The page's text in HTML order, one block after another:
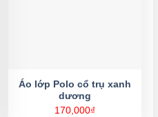
Áo lớp Polo cổ trụ xanh
dương
170,000₫